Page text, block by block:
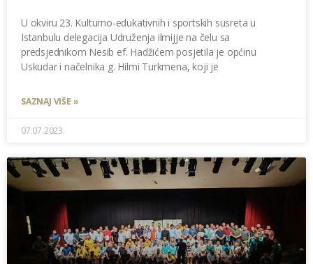
U okviru 23. Kulturno-edukativnih i sportskih susreta u
Istanbulu delegacija Udruženja ilmijje na čelu sa
predsjednikom Nesib ef. Hadžićem posjetila je općinu
Uskudar i načelnika g. Hilmi Turkmena, koji je
SAZNAJ VIŠE »
07.07.2023.